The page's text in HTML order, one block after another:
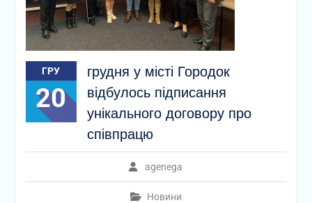
ГРУ
20
грудня у місті Городок
відбулось підписання
унікального договору про
співпрацю
agenega
Новини